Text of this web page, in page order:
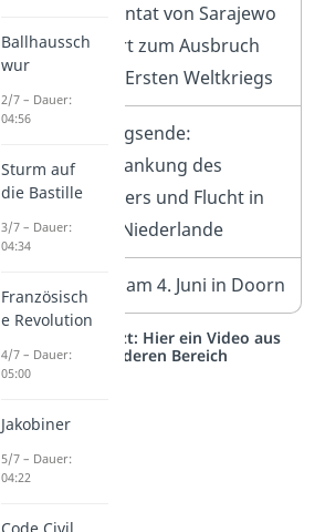
Attentat von Sarajewo
führt zum Ausbruch
des Ersten Weltkriegs
Kriegsende:
Abdankung des
Kaisers und Flucht in
die Niederlande
Tod am 4. Juni in Doorn
Studyflix vernetzt: Hier ein Video aus
einem anderen Bereich
Ballhaussch
wur
2/7 – Dauer:
04:56
Sturm auf
die Bastille
3/7 – Dauer:
04:34
Französisch
e Revolution
4/7 – Dauer:
05:00
Jakobiner
5/7 – Dauer:
04:22